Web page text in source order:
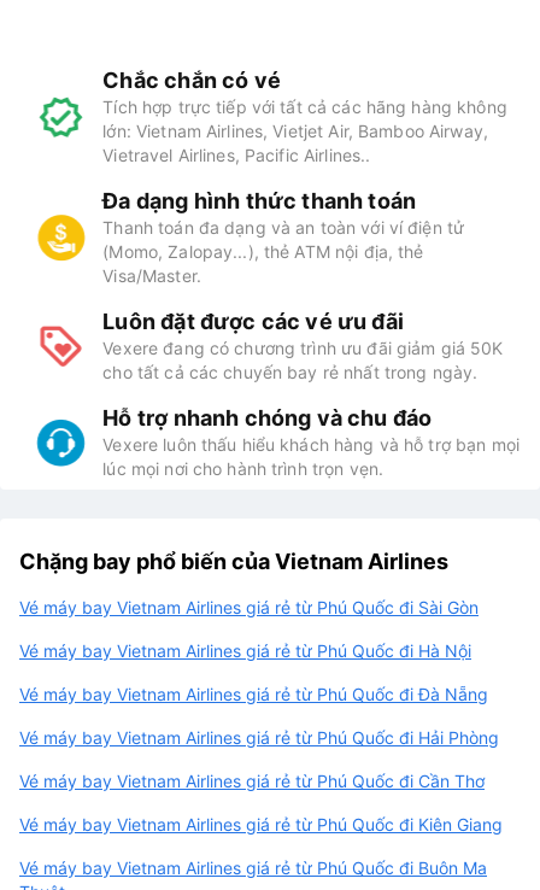
Chắc chắn có vé
Tích hợp trực tiếp với tất cả các hãng hàng không
lớn: Vietnam Airlines, Vietjet Air, Bamboo Airway,
Vietravel Airlines, Pacific Airlines..
Đa dạng hình thức thanh toán
Thanh toán đa dạng và an toàn với ví điện tử
(Momo, Zalopay...), thẻ ATM nội địa, thẻ
Visa/Master.
Luôn đặt được các vé ưu đãi
Vexere đang có chương trình ưu đãi giảm giá 50K
cho tất cả các chuyến bay rẻ nhất trong ngày.
Hỗ trợ nhanh chóng và chu đáo
Vexere luôn thấu hiểu khách hàng và hỗ trợ bạn mọi
lúc mọi nơi cho hành trình trọn vẹn.
Chặng bay phổ biến của Vietnam Airlines
Vé máy bay Vietnam Airlines giá rẻ từ Phú Quốc đi Sài Gòn
Vé máy bay Vietnam Airlines giá rẻ từ Phú Quốc đi Hà Nội
Vé máy bay Vietnam Airlines giá rẻ từ Phú Quốc đi Đà Nẵng
Vé máy bay Vietnam Airlines giá rẻ từ Phú Quốc đi Hải Phòng
Vé máy bay Vietnam Airlines giá rẻ từ Phú Quốc đi Cần Thơ
Vé máy bay Vietnam Airlines giá rẻ từ Phú Quốc đi Kiên Giang
Vé máy bay Vietnam Airlines giá rẻ từ Phú Quốc đi Buôn Ma